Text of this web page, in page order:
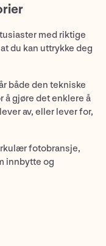
med riktige
du kan uttrykke deg
både den tekniske
å gjøre det enklere å
av, eller lever for,
fotobransje,
innbytte og